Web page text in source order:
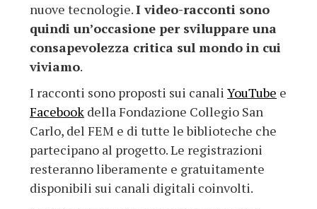
nuove tecnologie.I video-racconti sono
quindi un’occasione per sviluppare una
consapevolezza critica sul mondo in cui
viviamo.
I racconti sono proposti sui canali YouTube e
Facebook della Fondazione Collegio San
Carlo, del FEM e di tutte le biblioteche che
partecipano al progetto. Le registrazioni
resteranno liberamente e gratuitamente
disponibili sui canali digitali coinvolti.